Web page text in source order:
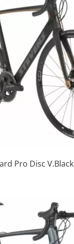
Pro Disc V.Black